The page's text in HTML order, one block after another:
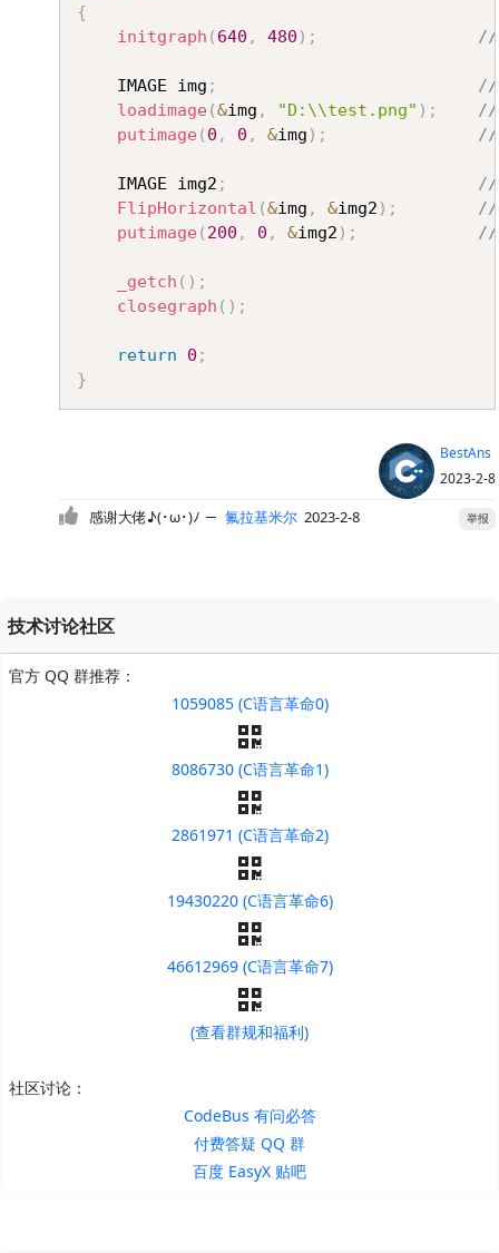
{
initgraph ( 640 , 480 ) ; //
	IMAGE img
;
//
loadimage(&img , "D:\\test.png" ) ;
//
putimage( 0 , 0 , &img ) ; //
	IMAGE img2
;
//
FlipHorizontal (&img , &img2 ) ;
//
putimage( 200 , 0 , &img2 ) ; //
_getch ( ) ;
closegraph ( ) ;
return 0 ;
}
BestAns
2023-2-8
感谢大佬♪(･ω･)ﾉ － 氟拉基米尔 2023-2-8 举报
技术讨论社区
官方 QQ 群推荐：
1059085 (C语言革命0)
8086730 (C语言革命1)
2861971 (C语言革命2)
19430220 (C语言革命6)
46612969 (C语言革命7)
(查看群规和福利)
社区讨论：
CodeBus 有问必答
付费答疑 QQ 群
百度 EasyX 贴吧